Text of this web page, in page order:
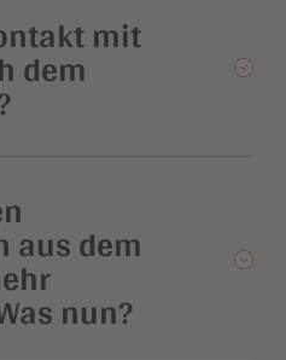
mit
dem
aus dem
nun?